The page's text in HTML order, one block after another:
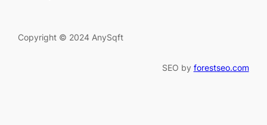
Copyright © 2024 AnySqft
SEO by forestseo.com